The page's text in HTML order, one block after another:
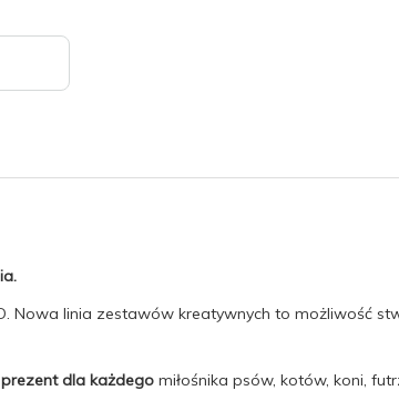
linia zestawów kreatywnych to możliwość
dla każdego miłośnika psów, kotów, koni,